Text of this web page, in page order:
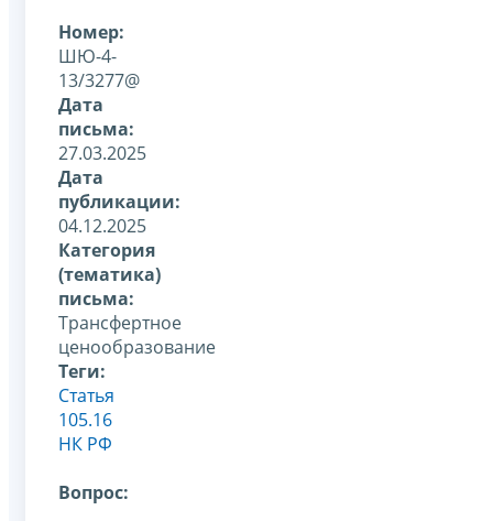
Номер:
ШЮ-4-
13/3277@
Дата
письма:
27.03.2025
Дата
публикации:
04.12.2025
Категория
(тематика)
письма:
Трансфертное
ценообразование
Теги:
Статья
105.16
НК РФ
Вопрос: